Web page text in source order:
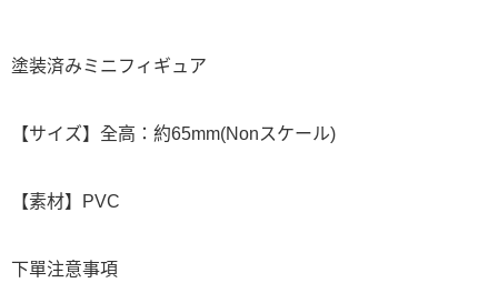
塗装済みミニフィギュア
【サイズ】全高：約65mm(Nonスケール)
【素材】PVC
下單注意事項